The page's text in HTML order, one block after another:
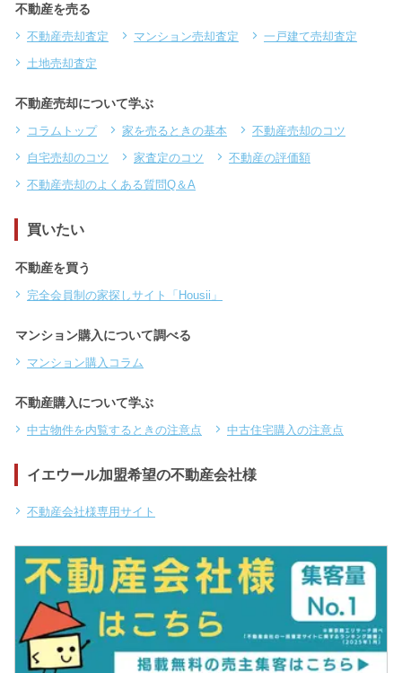
不動産を売る
不動産売却査定 マンション売却査定
一戸建て売却査定
土地売却査定
不動産売却について学ぶ
コラムトップ 家を売るときの基本
不動産売却のコツ
自宅売却のコツ
家査定のコツ
不動産の評価額
不動産売却のよくある質問Q＆A
買いたい
不動産を買う
完全会員制の家探しサイト「Housii」
マンション購入について調べる
マンション購入コラム
不動産購入について学ぶ
中古物件を内覧するときの注意点 中古住宅購入の注意点
イエウール加盟希望の不動産会社様
不動産会社様専用サイト